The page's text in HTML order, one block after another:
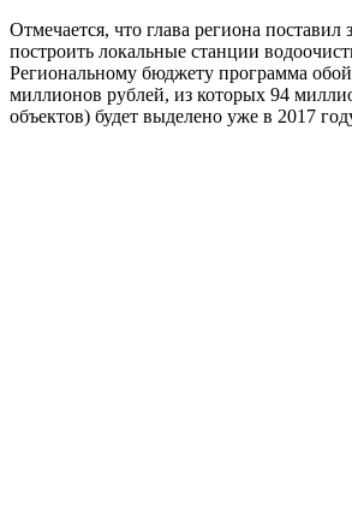
Отмечается, что глава региона поставил
построить локальные станции
Региональному бюджету программа
миллионов рублей, из которых 94
объектов) будет выделено уже в 2017